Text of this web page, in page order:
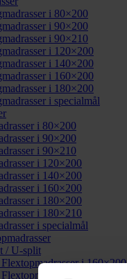
i 80×200
i 90×200
i 90×210
i 120×200
i 140×200
i 160×200
i 180×200
i specialmål
i 80×200
i 90×200
i 90×210
i 120×200
i 140×200
i 160×200
i 180×200
i 180×210
i specialmål
/ U-split
i 160×200
i 180×200